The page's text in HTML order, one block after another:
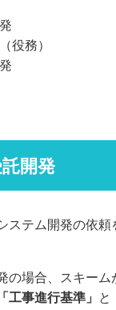
役務）
開発
ステム開発の依
の場合、スキー
「工事進行基準」 と